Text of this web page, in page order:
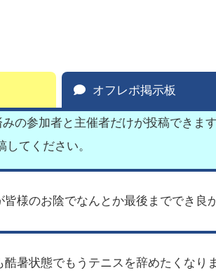
オフレポ掲示板
の参加者と主催者だけが投稿できま
てください。
様のお陰でなんとか最後まででき
暑状態でもうテニスを辞めたくな